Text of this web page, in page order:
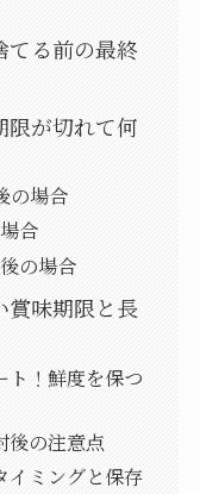
てる前の最終
限が切れて何
の場合
合
の場合
賞味期限と長
ト！鮮度を保つ
後の注意点
イミングと保存